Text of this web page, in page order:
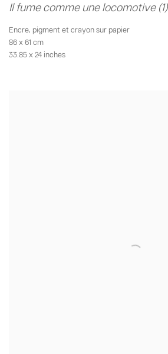
Il fume comme une locomotive (1)
Encre, pigment et crayon sur papier
86 x 61 cm
33.85 x 24 inches